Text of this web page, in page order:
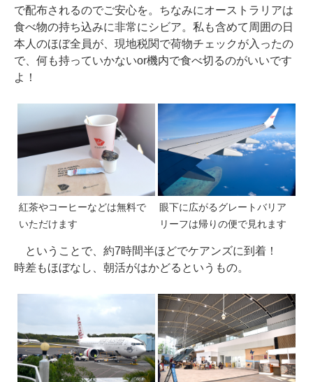
で配布されるのでご安心を。ちなみにオーストラリアは
食べ物の持ち込みに非常にシビア。私も含めて周囲の日
本人のほぼ全員が、現地税関で荷物チェックが入ったの
で、何も持っていかないor機内で食べ切るのがいいです
よ！
紅茶やコーヒーなどは無料で
いただけます
眼下に広がるグレートバリア
リーフは帰りの便で見れます
ということで、約7時間半ほどでケアンズに到着！
時差もほぼなし、朝活がはかどるというもの。